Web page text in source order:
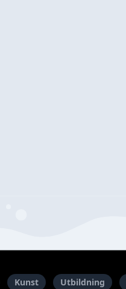
Kunst Utbildning